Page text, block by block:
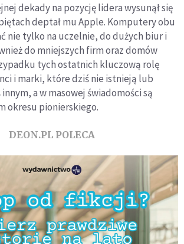
dekady na pozycję lidera wysunął się
deptał mu Apple. Komputery obu
nie tylko na uczelnie, do dużych biur i
do mniejszych firm oraz domów
tych ostatnich kluczową rolę
i marki, które dziś nie istnieją lub
a w masowej świadomości są
okresu pionierskiego.
DEON.PL POLECA